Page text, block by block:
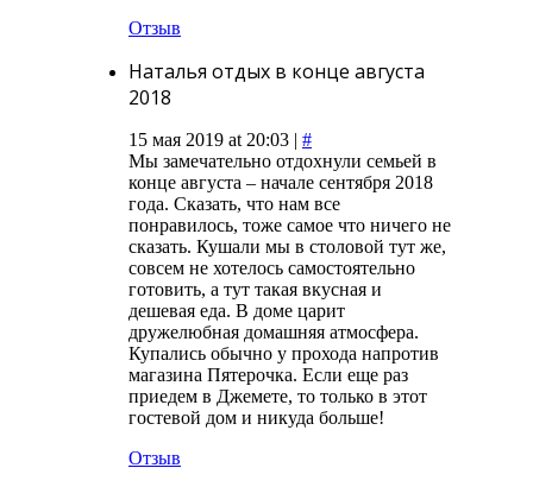
Отзыв
Наталья отдых в конце августа
2018
15 мая 2019 at 20:03 | #
Мы замечательно отдохнули семьей в
конце августа – начале сентября 2018
года. Сказать, что нам все
понравилось, тоже самое что ничего не
сказать. Кушали мы в столовой тут же,
совсем не хотелось самостоятельно
готовить, а тут такая вкусная и
дешевая еда. В доме царит
дружелюбная домашняя атмосфера.
Купались обычно у прохода напротив
магазина Пятерочка. Если еще раз
приедем в Джемете, то только в этот
гостевой дом и никуда больше!
Отзыв